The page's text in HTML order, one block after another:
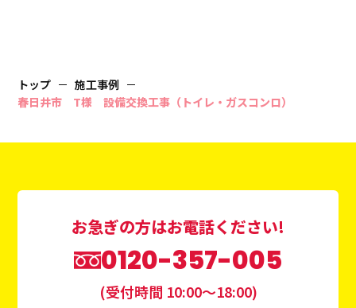
トップ
施工事例
春日井市 T様 設備交換工事（トイレ・ガスコンロ）
お急ぎの方はお電話ください!
0120-357-005
(受付時間 10:00〜18:00)